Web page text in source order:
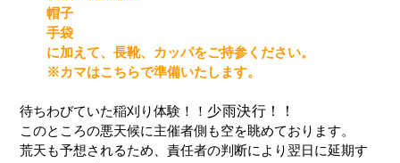
帽子
手袋
に加えて、長靴、カッパをご持参ください。
※カマはこちらで準備いたします。
待ちわびていた稲刈り体験！！ 少雨決行！！
このところの悪天候に主催者側も空を眺めております。
荒天も予想されるため、責任者の判断により翌日に延期す